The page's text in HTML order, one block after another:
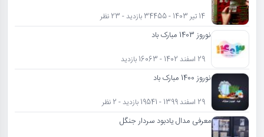
14 تیر 1403 - 34455 بازدید - 23 نظر
نوروز 1403 مبارک باد
29 اسفند 1402 - 16063 بازدید
نوروز 1400 مبارک باد
29 اسفند 1399 - 19541 بازدید - 2 نظر
معرفی مدال یادبود سردار جنگل